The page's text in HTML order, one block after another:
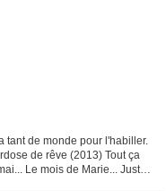
tant de monde pour l'habiller.
de rêve (2013) Tout ça
Le mois de Marie... Juste